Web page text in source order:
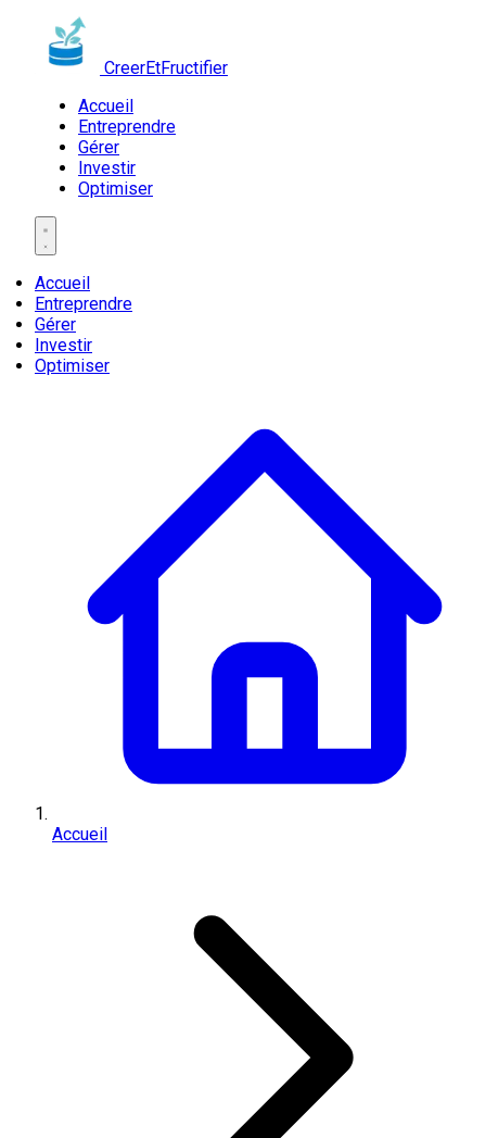
CreerEtFructifier
Accueil
Entreprendre
Gérer
Investir
Optimiser
Accueil
Entreprendre
Gérer
Investir
Optimiser
Accueil